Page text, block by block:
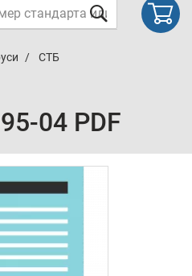
СТБ
04 PDF